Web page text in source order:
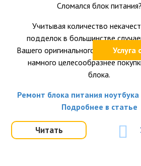
Услуга
Сломался блок питания?
Учитывая количество
подделок в большинстве
Вашего оригинального блока
намного целесообразнее
блока.
Ремонт блока питания ноутбука
Подробнее в статье
Читать